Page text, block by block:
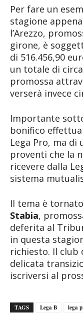
Per fare un
stagione
l’Arezzo,
girone, è
di 516.456,90
un totale di circa
promossa
verserà invece
Importante
bonifico
Lega Pro, ma di
proventi che la
ricevere dalla
sistema
Il tema è
Stabia,
deferita al
in questa
richiesto. Il club
delicata
iscriversi al
TAGS Lega B lega